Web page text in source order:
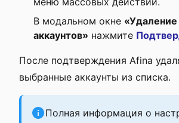
В модальном окне
аккаунтов» нажмите
После подтверждения Afina
выбранные аккаунты из списка.
Полная информация о